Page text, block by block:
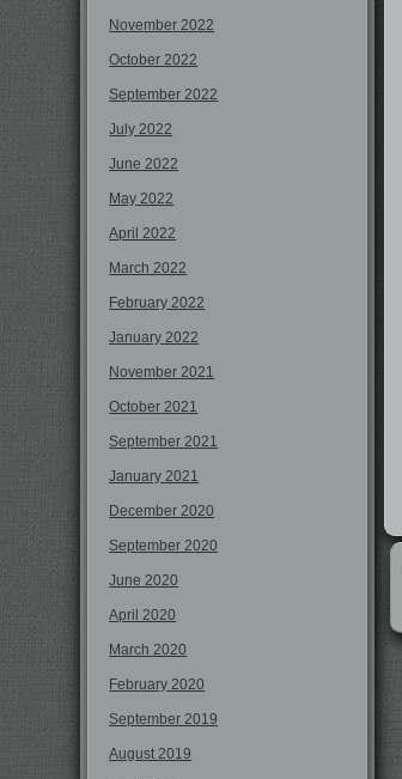
November 2022
October 2022
September 2022
July 2022
June 2022
May 2022
April 2022
March 2022
February 2022
January 2022
November 2021
October 2021
September 2021
January 2021
December 2020
September 2020
June 2020
April 2020
March 2020
February 2020
September 2019
August 2019